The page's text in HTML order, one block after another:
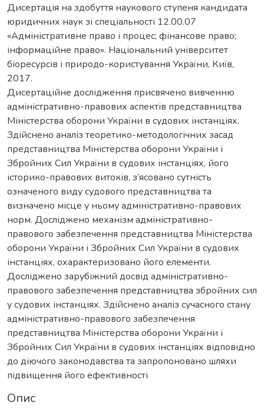
Дисертація на здобуття наукового ступеня кандидата
юридичних наук зі спеціальності 12.00.07
«Адміністративне право і процес; фінансове право;
інформаційне право». Національний університет
біоресурсів і природо-користування України, Київ,
2017.
Дисертаційне дослідження присвячено вивченню
адміністративно-правових аспектів представництва
Міністерства оборони України в судових інстанціях.
Здійснено аналіз теоретико-методологічних засад
представництва Міністерства оборони України і
Збройних Сил України в судових інстанціях, його
історико-правових витоків, з’ясовано сутність
означеного виду судового представництва та
визначено місце у ньому адміністративно-правових
норм. Досліджено механізм адміністративно-
правового забезпечення представництва Міністерства
оборони України і Збройних Сил України в судових
інстанціях, охарактеризовано його елементи.
Досліджено зарубіжний досвід адміністративно-
правового забезпечення представництва збройних сил
у судових інстанціях. Здійснено аналіз сучасного стану
адміністративно-правового забезпечення
представництва Міністерства оборони України і
Збройних Сил України в судових інстанціях відповідно
до діючого законодавства та запропоновано шляхи
підвищення його ефективності
Опис